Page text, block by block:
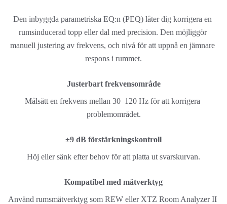
Den inbyggda parametriska EQ:n (PEQ) låter dig korrigera en
rumsinducerad topp eller dal med precision. Den möjliggör
manuell justering av frekvens, och nivå för att uppnå en jämnare
respons i rummet.
Justerbart frekvensområde
Målsätt en frekvens mellan 30–120 Hz för att korrigera
problemområdet.
±9 dB förstärkningskontroll
Höj eller sänk efter behov för att platta ut svarskurvan.
Kompatibel med mätverktyg
Använd rumsmätverktyg som REW eller XTZ Room Analyzer II